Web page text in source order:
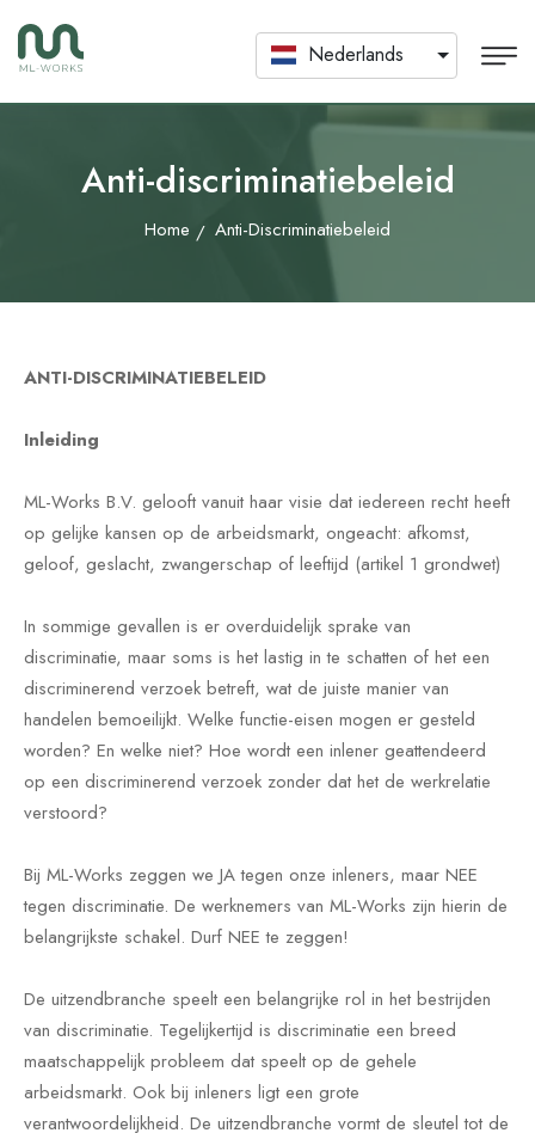
Nederlands
Anti-discriminatiebeleid
Home Anti-Discriminatiebeleid
ANTI-DISCRIMINATIEBELEID
Inleiding
ML-Works B.V. gelooft vanuit haar visie dat iedereen recht heeft
op gelijke kansen op de arbeidsmarkt, ongeacht: afkomst,
geloof, geslacht, zwangerschap of leeftijd (artikel 1 grondwet)
In sommige gevallen is er overduidelijk sprake van
discriminatie, maar soms is het lastig in te schatten of het een
discriminerend verzoek betreft, wat de juiste manier van
handelen bemoeilijkt. Welke functie-eisen mogen er gesteld
worden? En welke niet? Hoe wordt een inlener geattendeerd
op een discriminerend verzoek zonder dat het de werkrelatie
verstoord?
Bij ML-Works zeggen we JA tegen onze inleners, maar NEE
tegen discriminatie. De werknemers van ML-Works zijn hierin de
belangrijkste schakel. Durf NEE te zeggen!
De uitzendbranche speelt een belangrijke rol in het bestrijden
van discriminatie. Tegelijkertijd is discriminatie een breed
maatschappelijk probleem dat speelt op de gehele
arbeidsmarkt. Ook bij inleners ligt een grote
verantwoordelijkheid. De uitzendbranche vormt de sleutel tot de